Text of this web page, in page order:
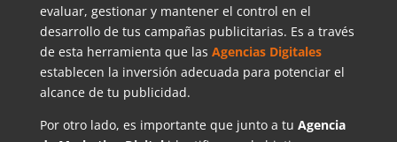
evaluar, gestionar y mantener el control en el
desarrollo de tus campañas publicitarias. Es a través
de esta herramienta que las Agencias Digitales
establecen la inversión adecuada para potenciar el
alcance de tu publicidad.
Por otro lado, es importante que junto a tu Agencia